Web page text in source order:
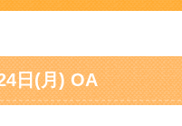
日(月) OA